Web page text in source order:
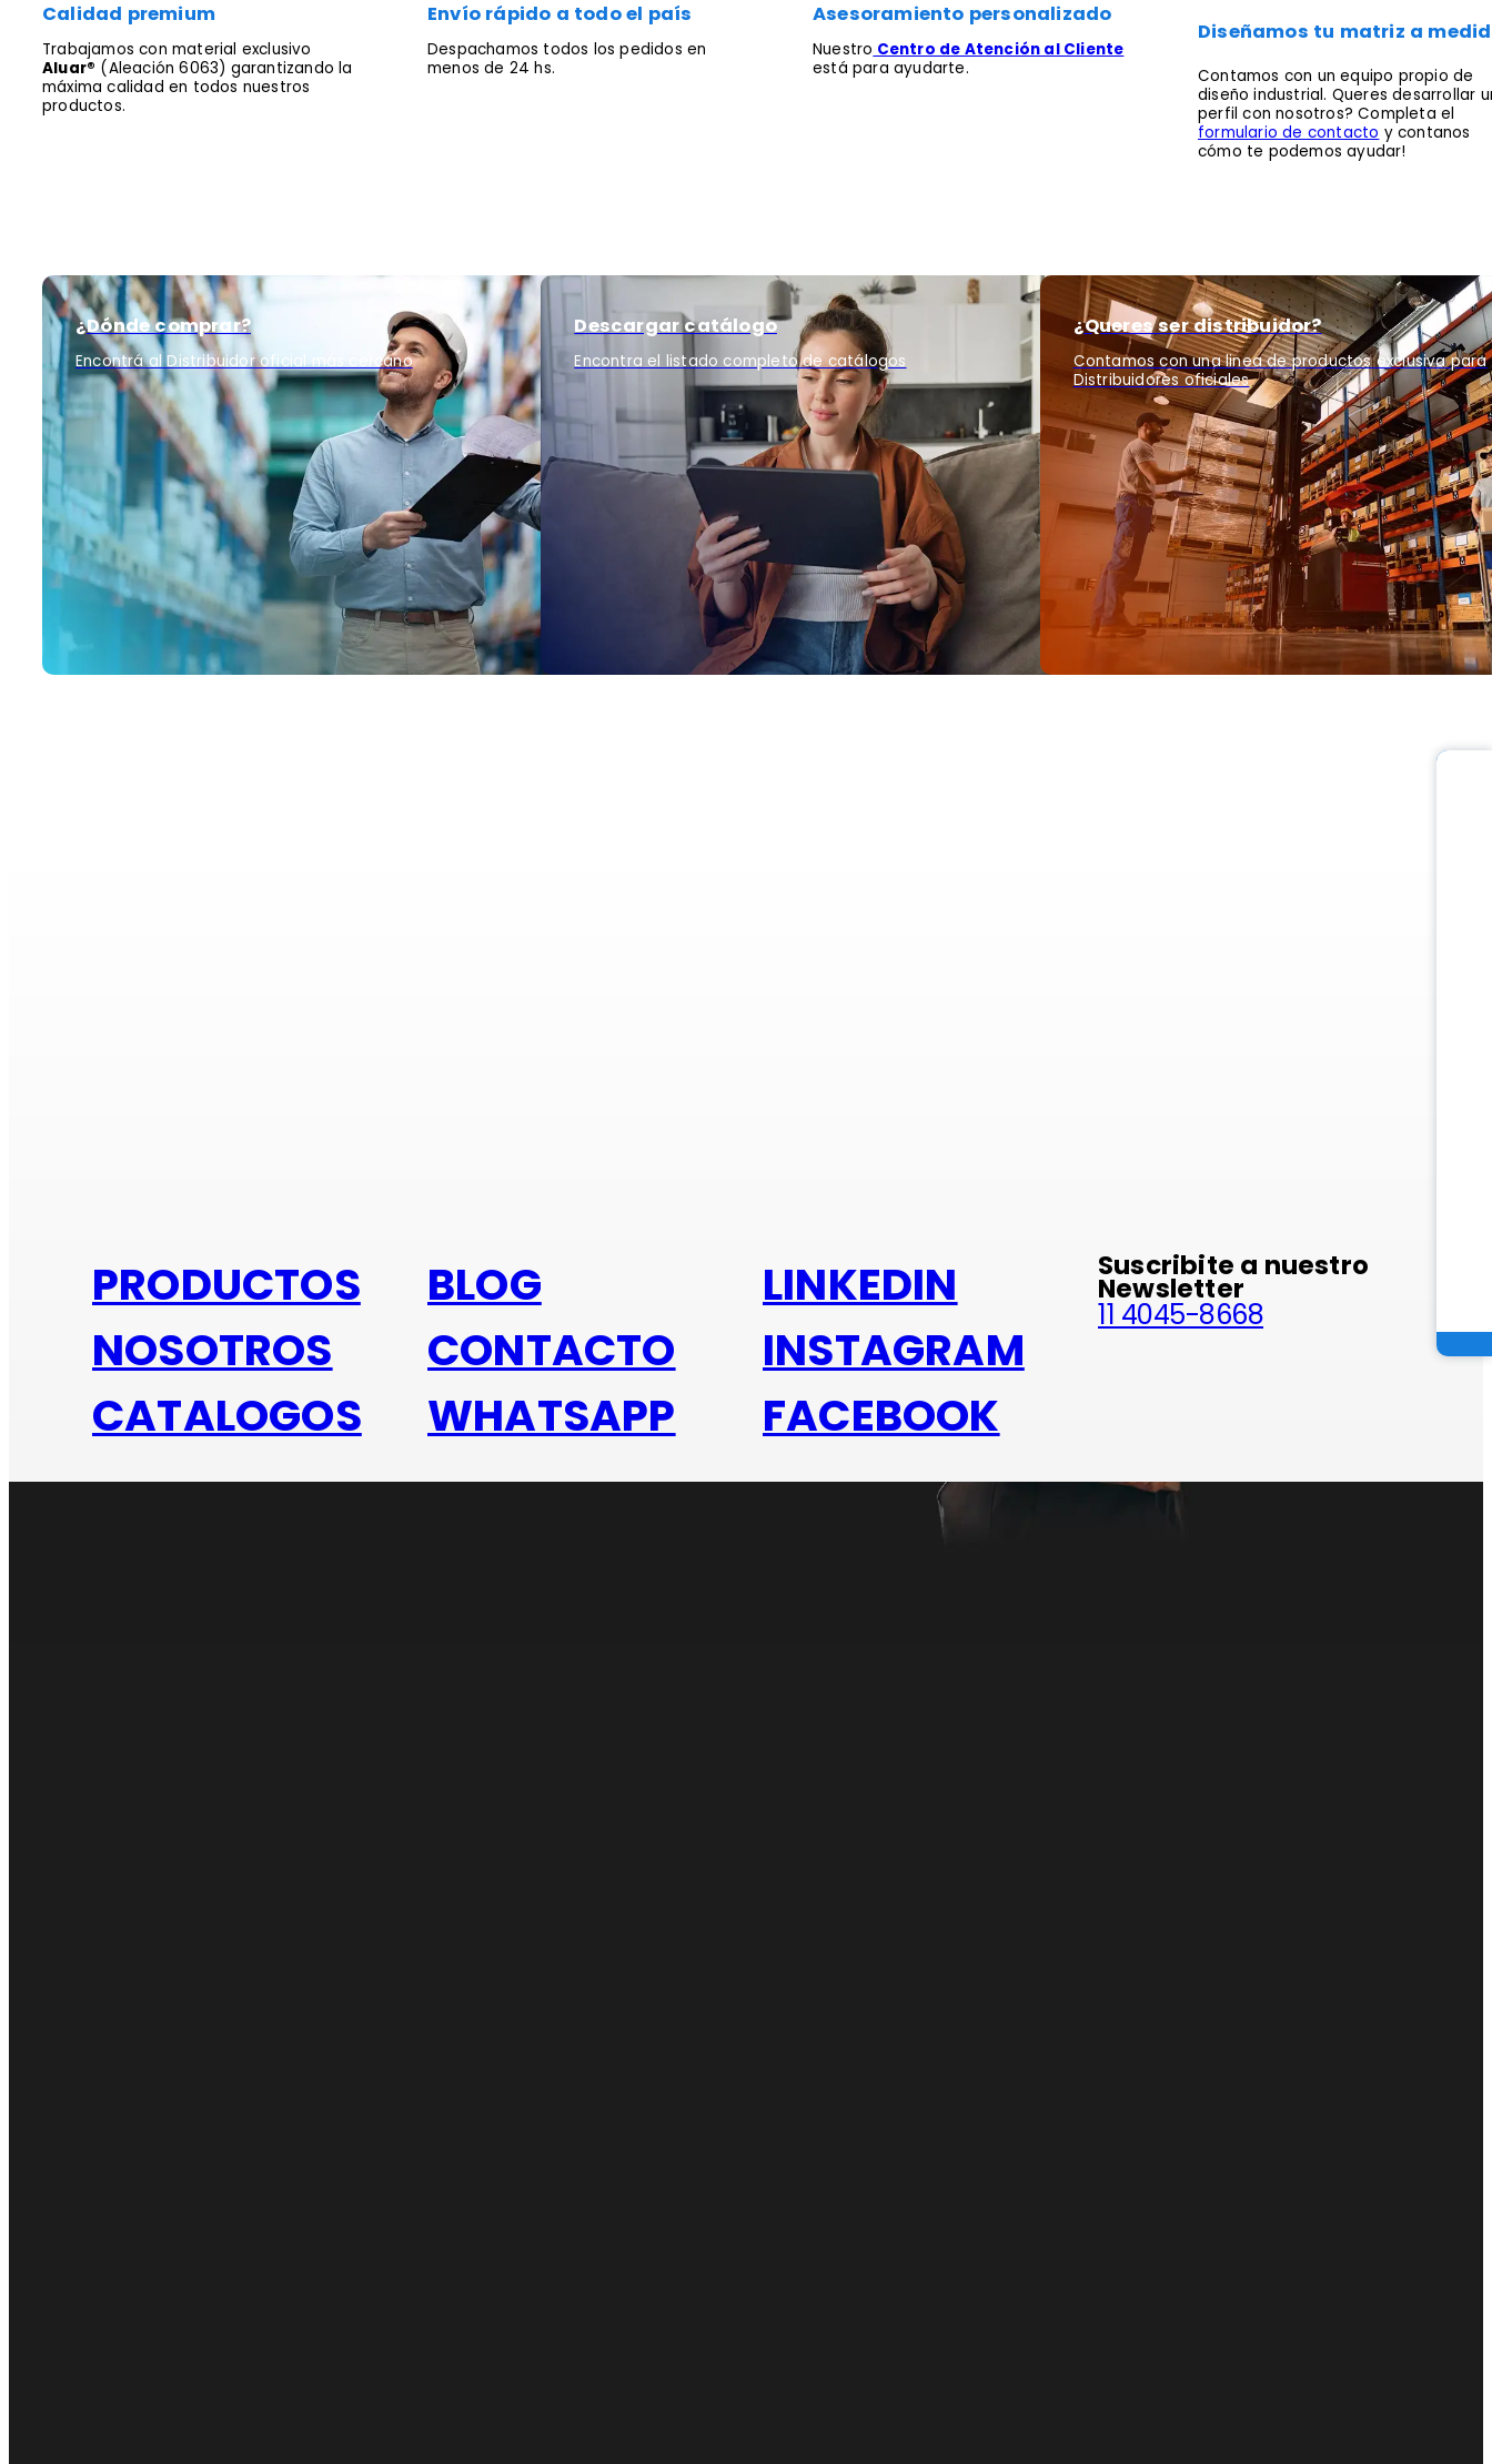
Calidad premium
Trabajamos con material exclusivo
Aluar® (Aleación 6063) garantizando la
máxima calidad en todos nuestros
productos.
Envío rápido a todo el país
Despachamos todos los pedidos en
menos de 24 hs.
Asesoramiento personalizado
Nuestro Centro de Atención al Cliente
está para ayudarte.
Diseñamos tu matriz a
Contamos con un equipo propio de
diseño industrial. Queres desarrollar
perfil con nosotros? Completa el
formulario de contacto y contanos
cómo te podemos ayudar!
¿Dónde comprar?
Encontrá al Distribuidor oficial más cercano
Descargar catálogo
Encontra el listado completo de catálogos
¿Queres ser distribuidor?
Contamos con una linea de productos exclusiva para
Distribuidores oficiales
PRODUCTOS
NOSOTROS
CATALOGOS
BLOG
CONTACTO
WHATSAPP
LINKEDIN
INSTAGRAM
FACEBOOK
Suscribite a nuestro
Newsletter
11 4045-8668